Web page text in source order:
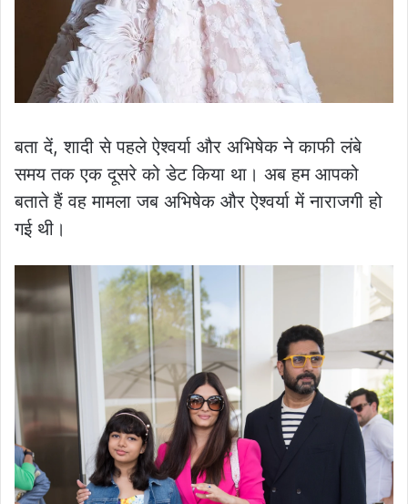
बता दें, शादी से पहले ऐश्वर्या और अभिषेक ने काफी लंबे
समय तक एक दूसरे को डेट किया था। अब हम आपको
बताते हैं वह मामला जब अभिषेक और ऐश्वर्या में नाराजगी हो
गई थी।